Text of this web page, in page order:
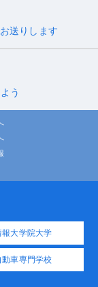
送りします
う
報大学院大学
動車専門学校